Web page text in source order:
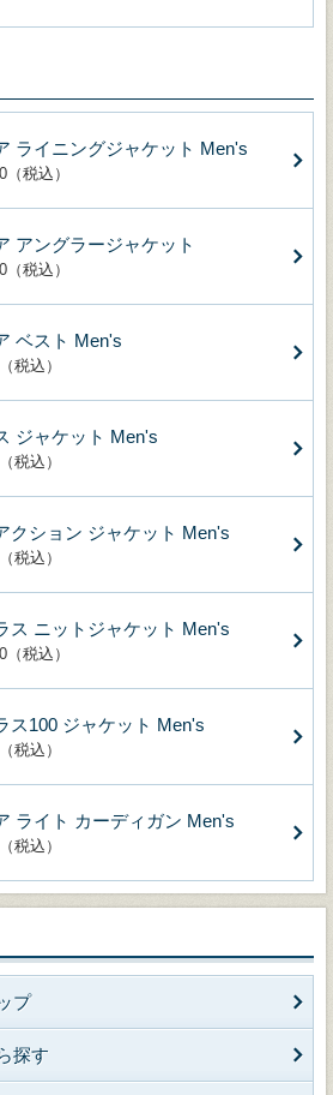
ライニングジャケット Men's
税込）
アングラージャケット
税込）
ベスト Men's
税込）
ジャケット Men's
税込）
クション ジャケット Men's
税込）
ス ニットジャケット Men's
税込）
ス100 ジャケット Men's
税込）
ライト カーディガン Men's
税込）
プ
探す